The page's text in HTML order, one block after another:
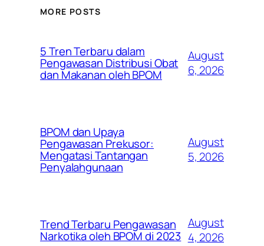
MORE POSTS
5 Tren Terbaru dalam
Pengawasan Distribusi Obat
dan Makanan oleh BPOM
August
6, 2026
BPOM dan Upaya
Pengawasan Prekusor:
Mengatasi Tantangan
Penyalahgunaan
August
5, 2026
Trend Terbaru Pengawasan
Narkotika oleh BPOM di 2023
August
4, 2026